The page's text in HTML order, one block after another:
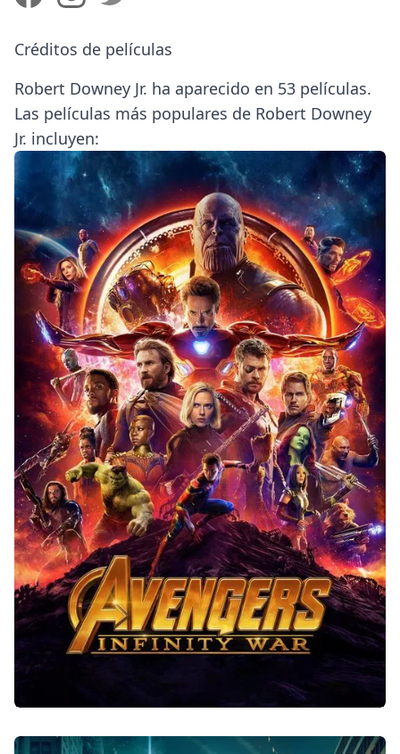
Créditos de películas
Robert Downey Jr. ha aparecido en 53 películas.
Las películas más populares de Robert Downey
Jr. incluyen: